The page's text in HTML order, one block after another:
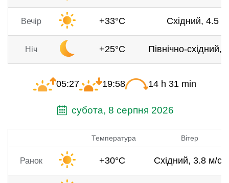
Вечір +33°C Східний, 4.5
Ніч +25°C Північно-східний,
05:27 19:58 14 h 31 min
субота, 8 серпня 2026
Температура Вітер
Ранок +30°C Східний, 3.8 м/с